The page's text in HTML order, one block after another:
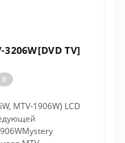
3206W[DVD TV]
0
MTV-1906W) LCD